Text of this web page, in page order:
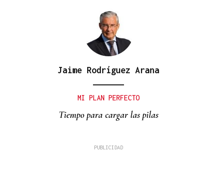
Jaime Rodríguez Arana
MI PLAN PERFECTO
Tiempo para cargar las pilas